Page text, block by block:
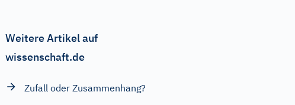
Weitere Artikel auf
wissenschaft.de
Zufall oder Zusammenhang?